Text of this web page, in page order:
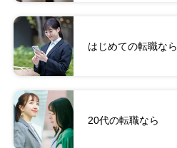
はじめての転職なら
20代の転職なら